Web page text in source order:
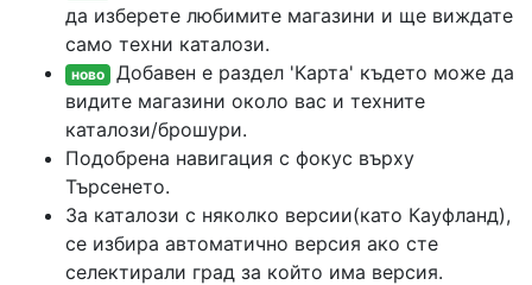
да изберете любимите магазини и ще виждате
само техни каталози.
ново Добавен е раздел 'Карта' където може да
видите магазини около вас и техните
каталози/брошури.
Подобрена навигация с фокус върху
Търсенето.
За каталози с няколко версии(като Кауфланд),
се избира автоматично версия ако сте
селектирали град за който има версия.